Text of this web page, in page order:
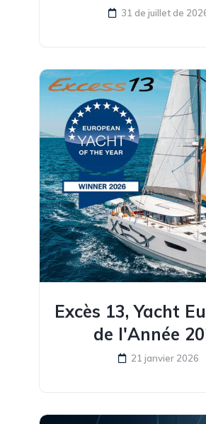
31 de juillet de
Excès 13, Yacht
de l'Année
21 janvier 2026